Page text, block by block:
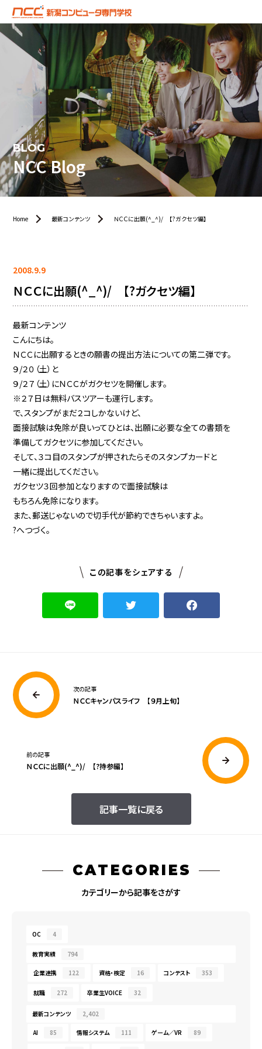
BLOG
NCC Blog
Home 最新コンテンツ ＮＣＣに出願(^_^)/ 【?ガクセツ編】
2008.9.9
ＮＣＣに出願(^_^)/ 【?ガクセツ編】
最新コンテンツ
こんにちは。
ＮＣＣに出願するときの願書の提出方法についての第二弾です。
９/２０（土）と
９/２７（土）にＮＣＣがガクセツを開催します。
※２７日は無料バスツアーも運行します。
で、スタンプがまだ２コしかないけど、
面接試験は免除が良いってひとは、出願に必要な全ての書類を
準備してガクセツに参加してください。
そして、３コ目のスタンプが押されたらそのスタンプカードと
一緒に提出してください。
ガクセツ３回参加となりますので面接試験は
もちろん免除になります。
また、郵送じゃないので切手代が節約できちゃいますよ。
?へつづく。
この記事をシェアする
次の記事
ＮＣＣキャンパスライフ 【９月上旬】
記事一覧に戻る
前の記事
ＮＣＣに出願(^_^)/ 【?持参編】
CATEGORIES
カテゴリーから記事をさがす
OC 4
教育実績 794
企業連携 122 資格・検定 16 コンテスト 353
就職 272 卒業生VOICE 32
最新コンテンツ 2,402
AI 85 情報システム 111 ゲーム／VR 89